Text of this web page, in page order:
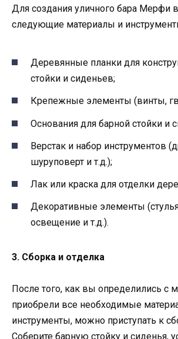
Для создания уличного бара Мерфи
следующие материалы и
Деревянные планки для
стойки и сиденьев;
Крепежные элементы (винты,
Основания для барной стойки и
Верстак и набор инструментов
шуруповерт и т.д.);
Лак или краска для отделки
Декоративные элементы
освещение и т.д.).
3. Сборка и отделка
После того, как вы определились с
приобрели все необходимые
инструменты, можно приступать к
Соберите барную стойку и сиденья,